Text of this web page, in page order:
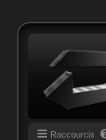
Raccourcis